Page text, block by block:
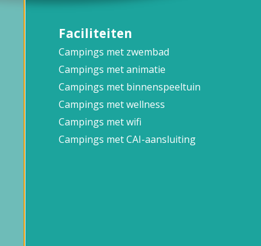
Faciliteiten
Campings met zwembad
Campings met animatie
Campings met binnenspeeltuin
Campings met wellness
Campings met wifi
Campings met CAI-aansluiting